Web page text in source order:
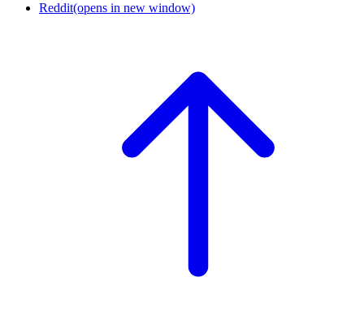
Reddit(opens in new window)